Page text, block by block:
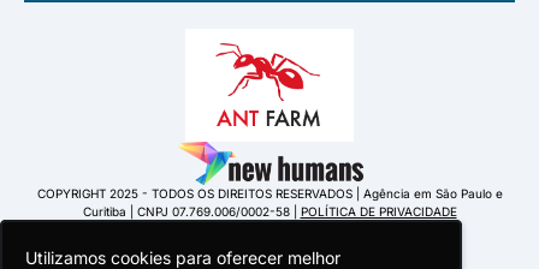
Utilizamos cookies para oferecer melhor
Utilizamos cookies para oferecer melhor
Utilizamos cookies para oferecer melhor
COPYRIGHT 2025 - TODOS OS DIREITOS RESERVADOS | Agência em São Paulo e
Curitiba | CNPJ 07.769.006/0002-58 | POLÍTICA DE PRIVACIDADE